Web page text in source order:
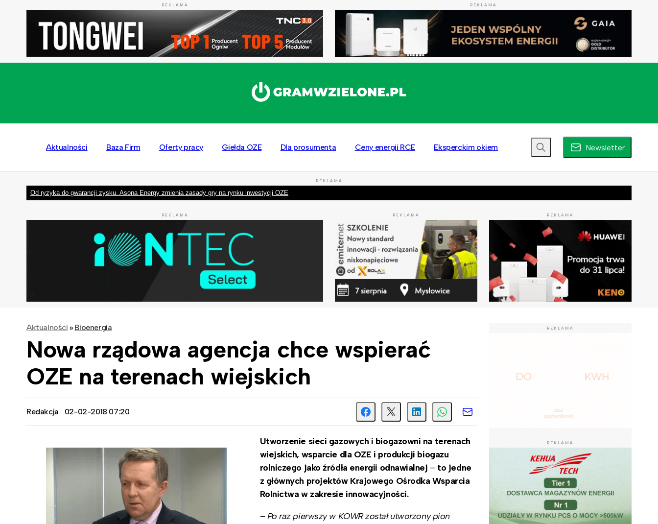
REKLAMA REKLAMA
Aktualności Baza Firm Oferty pracy Giełda OZE Dla prosumenta Ceny energii RCE Eksperckim okiem Newsletter
REKLAMA
Od ryzyka do gwarancji zysku. Asona Energy zmienia zasady gry na rynku inwestycji OZE
REKLAMA REKLAMA REKLAMA
Aktualności » Bioenergia
Nowa rządowa agencja chce wspierać
OZE na terenach wiejskich
Redakcja 02-02-2018 07:20
Utworzenie sieci gazowych i biogazowni na terenach
wiejskich, wsparcie dla OZE i produkcji biogazu
rolniczego jako źródła energii odnawialnej – to jedne
z głównych projektów Krajowego Ośrodka Wsparcia
Rolnictwa w zakresie innowacyjności.
– Po raz pierwszy w KOWR został utworzony pion
REKLAMA
REKLAMA